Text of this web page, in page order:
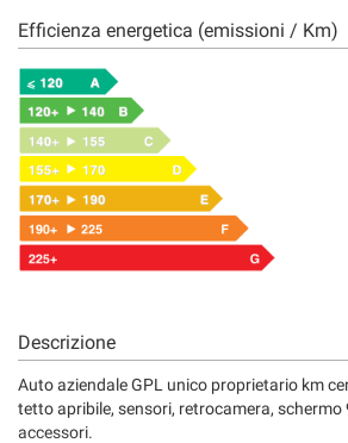
Efficienza energetica (emissioni / Km)
Descrizione
Auto aziendale GPL unico proprietario km
tetto apribile, sensori, retrocamera, schermo
accessori.